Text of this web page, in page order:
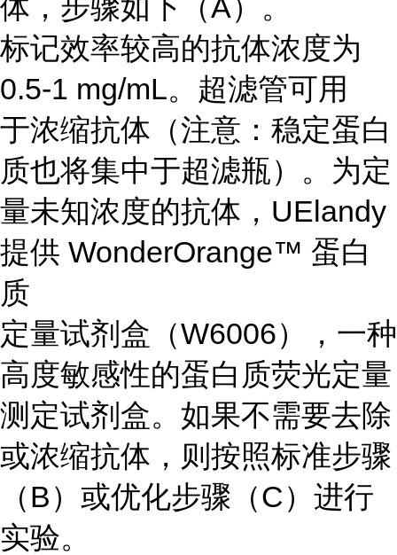
体，步骤如下（A）。
标记效率较高的抗体浓度为
0.5-1 mg/mL。超滤管可用
于浓缩抗体（注意：稳定蛋白
质也将集中于超滤瓶）。为定
量未知浓度的抗体，UElandy
提供 WonderOrange™ 蛋白
质
定量试剂盒（W6006），一种
高度敏感性的蛋白质荧光定量
测定试剂盒。如果不需要去除
或浓缩抗体，则按照标准步骤
（B）或优化步骤（C）进行
实验。